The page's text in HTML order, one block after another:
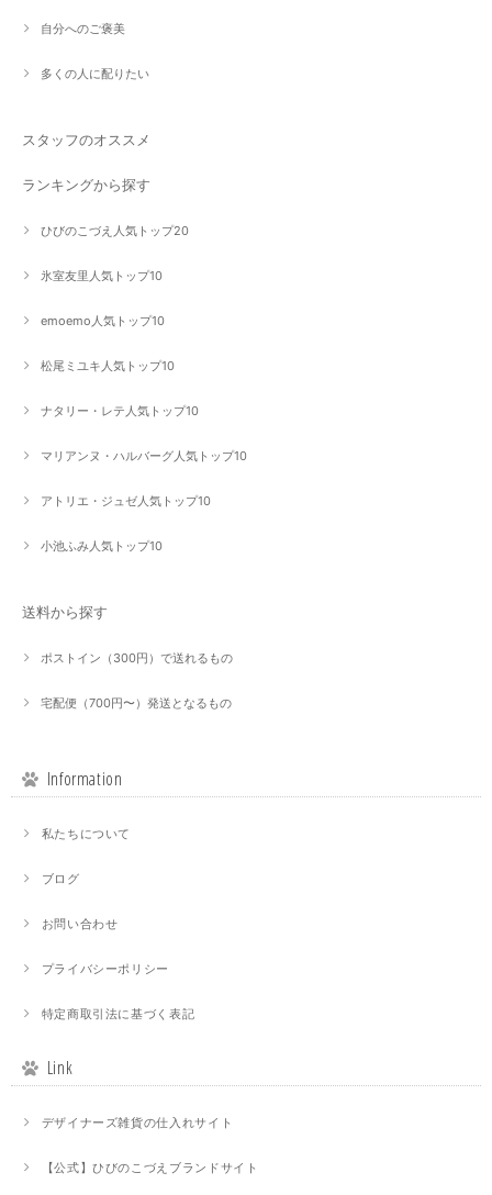
自分へのご褒美
多くの人に配りたい
スタッフのオススメ
ランキングから探す
ひびのこづえ人気トップ20
氷室友里人気トップ10
emoemo人気トップ10
松尾ミユキ人気トップ10
ナタリー・レテ人気トップ10
マリアンヌ・ハルバーグ人気トップ10
アトリエ・ジュゼ人気トップ10
小池ふみ人気トップ10
送料から探す
ポストイン（300円）で送れるもの
宅配便（700円〜）発送となるもの
Information
私たちについて
ブログ
お問い合わせ
プライバシーポリシー
特定商取引法に基づく表記
Link
デザイナーズ雑貨の仕入れサイト
【公式】ひびのこづえブランドサイト